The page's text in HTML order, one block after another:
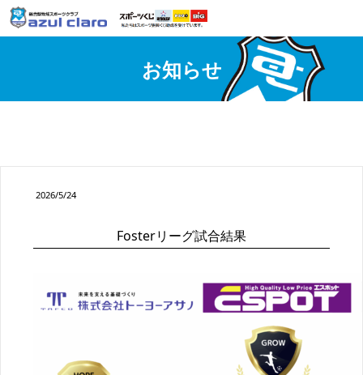
お知らせ
2026/5/24
Fosterリーグ試合結果